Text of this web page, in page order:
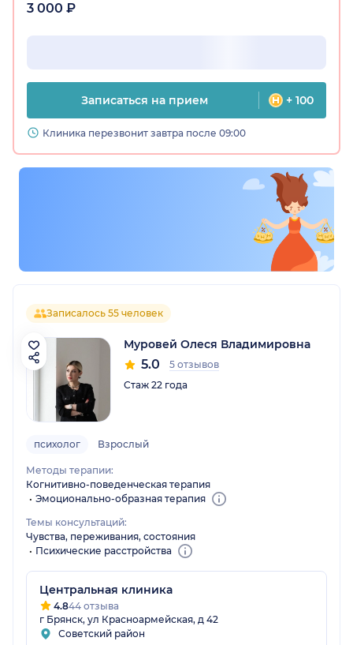
3 000 ₽
Записаться на прием + 100
Клиника перезвонит завтра после 09:00
Записалось 55 человек
Муровей Олеся Владимировна
5.0
5 отзывов
Стаж 22 года
психолог Взрослый
Методы терапии:
Когнитивно-поведенческая терапия
Эмоционально-образная терапия
Темы консультаций:
Чувства, переживания, состояния
Психические расстройства
Центральная клиника
4.844 отзыва
г Брянск, ул Красноармейская, д 42
Советский район